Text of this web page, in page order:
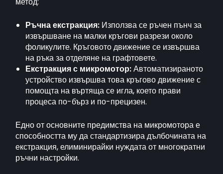
Ръчна екстракция: Използва се ръчен пънч за
извършване на малки кръгови разрези около
фоликулите. Кръговото движение се извършва
на ръка за отделяне на графтовете.
Екстракция с микромотор:Автоматизираното
устройство извършва това кръгово движение с
помощта на въртяща се игла, което прави
процеса по-бърз и по-прецизен.
Едно от основните предимства на микромотора е
способността му да стандартизира дълбочината на
екстракция, елиминирайки нуждата от многократни
ръчни настройки.